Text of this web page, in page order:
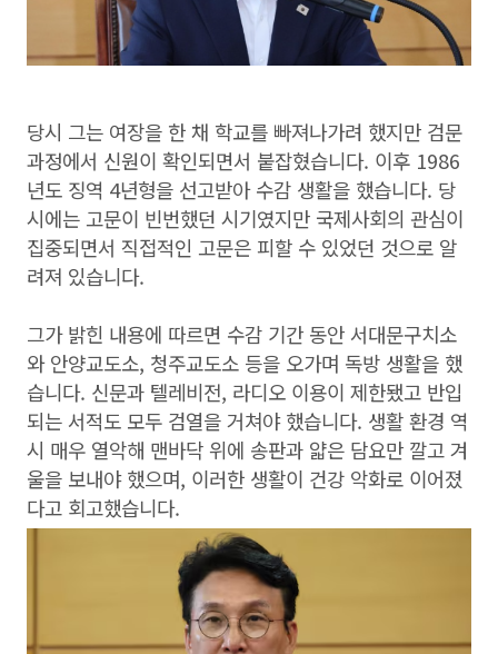
당시 그는 여장을 한 채 학교를 빠져나가려 했지만 검문
과정에서 신원이 확인되면서 붙잡혔습니다. 이후 1986
년도 징역 4년형을 선고받아 수감 생활을 했습니다. 당
시에는 고문이 빈번했던 시기였지만 국제사회의 관심이
집중되면서 직접적인 고문은 피할 수 있었던 것으로 알
려져 있습니다.
그가 밝힌 내용에 따르면 수감 기간 동안 서대문구치소
와 안양교도소, 청주교도소 등을 오가며 독방 생활을 했
습니다. 신문과 텔레비전, 라디오 이용이 제한됐고 반입
되는 서적도 모두 검열을 거쳐야 했습니다. 생활 환경 역
시 매우 열악해 맨바닥 위에 송판과 얇은 담요만 깔고 겨
울을 보내야 했으며, 이러한 생활이 건강 악화로 이어졌
다고 회고했습니다.